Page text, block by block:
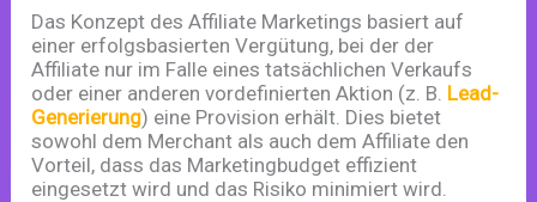
Das Konzept des Affiliate Marketings basiert auf
einer erfolgsbasierten Vergütung, bei der der
Affiliate nur im Falle eines tatsächlichen Verkaufs
oder einer anderen vordefinierten Aktion (z. B. Lead-
Generierung) eine Provision erhält. Dies bietet
sowohl dem Merchant als auch dem Affiliate den
Vorteil, dass das Marketingbudget effizient
eingesetzt wird und das Risiko minimiert wird.